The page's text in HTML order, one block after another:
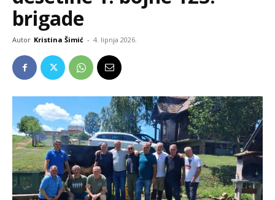
brigade
Autor Kristina Šimić - 4. lipnja 2026.